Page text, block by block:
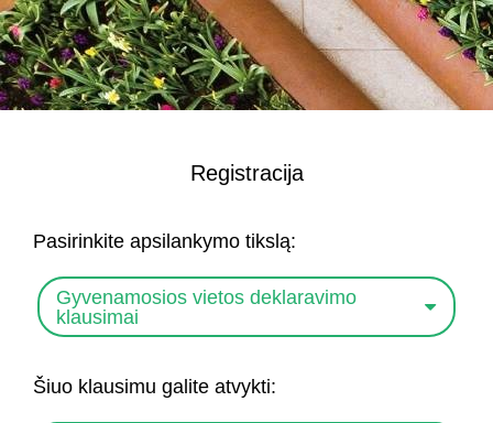
Registracija
Pasirinkite apsilankymo tikslą:
Gyvenamosios vietos deklaravimo
klausimai
Šiuo klausimu galite atvykti: